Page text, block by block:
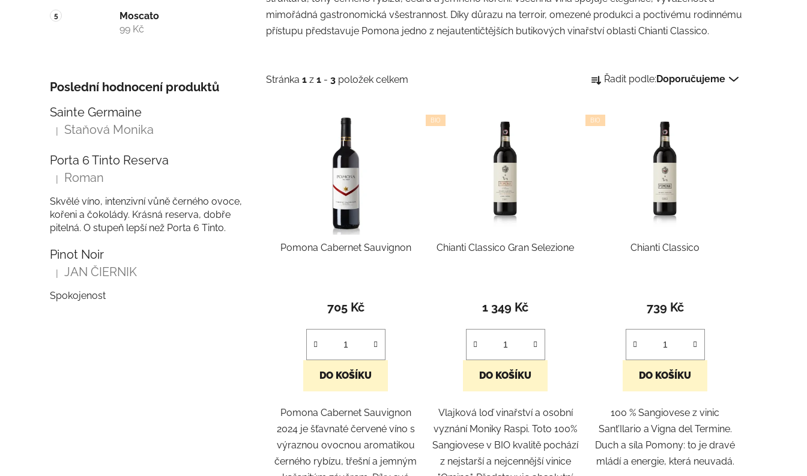
Moscato
99 Kč
Poslední hodnocení produktů
Sainte Germaine
Hodnocení produktu je 5 z 5 hvězdiček.
| Staňová Monika
Porta 6 Tinto Reserva
Hodnocení produktu je 5 z 5 hvězdiček.
| Roman
Skvělé víno, intenzivní vůně černého ovoce,
kořeni a čokolády. Krásná reserva, dobře
pitelná. O stupeň lepší než Porta 6 Tinto.
Pinot Noir
Hodnocení produktu je 5 z 5 hvězdiček.
| JAN ČIERNIK
Spokojenost
mimořádná gastronomická všestrannost. Díky důrazu na terroir, omezené produkci a poctivému rodinnému
přístupu představuje Pomona jedno z nejautentičtějších butikových vinařství oblasti Chianti Classico.
Stránka 1 z 1 - 3 položek celkem
a
e
Řadit podle: Doporučujeme
Pomona Cabernet Sauvignon
705 Kč
DO KOŠÍKU
Pomona Cabernet Sauvignon
2024 je šťavnaté červené víno s
výraznou ovocnou aromatikou
černého rybízu, třešní a jemným
BIO
Chianti Classico Gran Selezione
1 349 Kč
DO KOŠÍKU
Vlajková loď vinařství a osobní
vyznání Moniky Raspi. Toto 100%
Sangiovese v BIO kvalitě pochází
z nejstarší a nejcennější vinice
BIO
Chianti Classico
739 Kč
DO KOŠÍKU
100 % Sangiovese z vinic
Sant’Ilario a Vigna del Termine.
Duch a síla Pomony: to je dravé
mládí a energie, která neuvadá.